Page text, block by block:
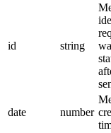
id string
date number